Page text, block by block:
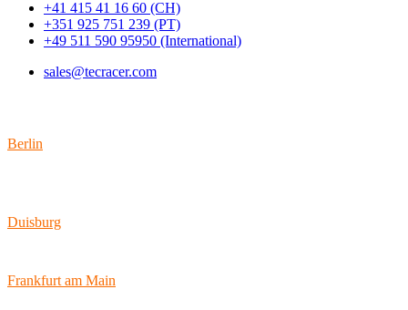
+41 415 41 16 60 (CH)
+351 925 751 239 (PT)
+49 511 590 95950 (International)
sales@tecracer.com
Berlin
Duisburg
Frankfurt am Main